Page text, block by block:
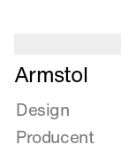
Læs
mere
om
Armstol
Armstol
Design
Producent